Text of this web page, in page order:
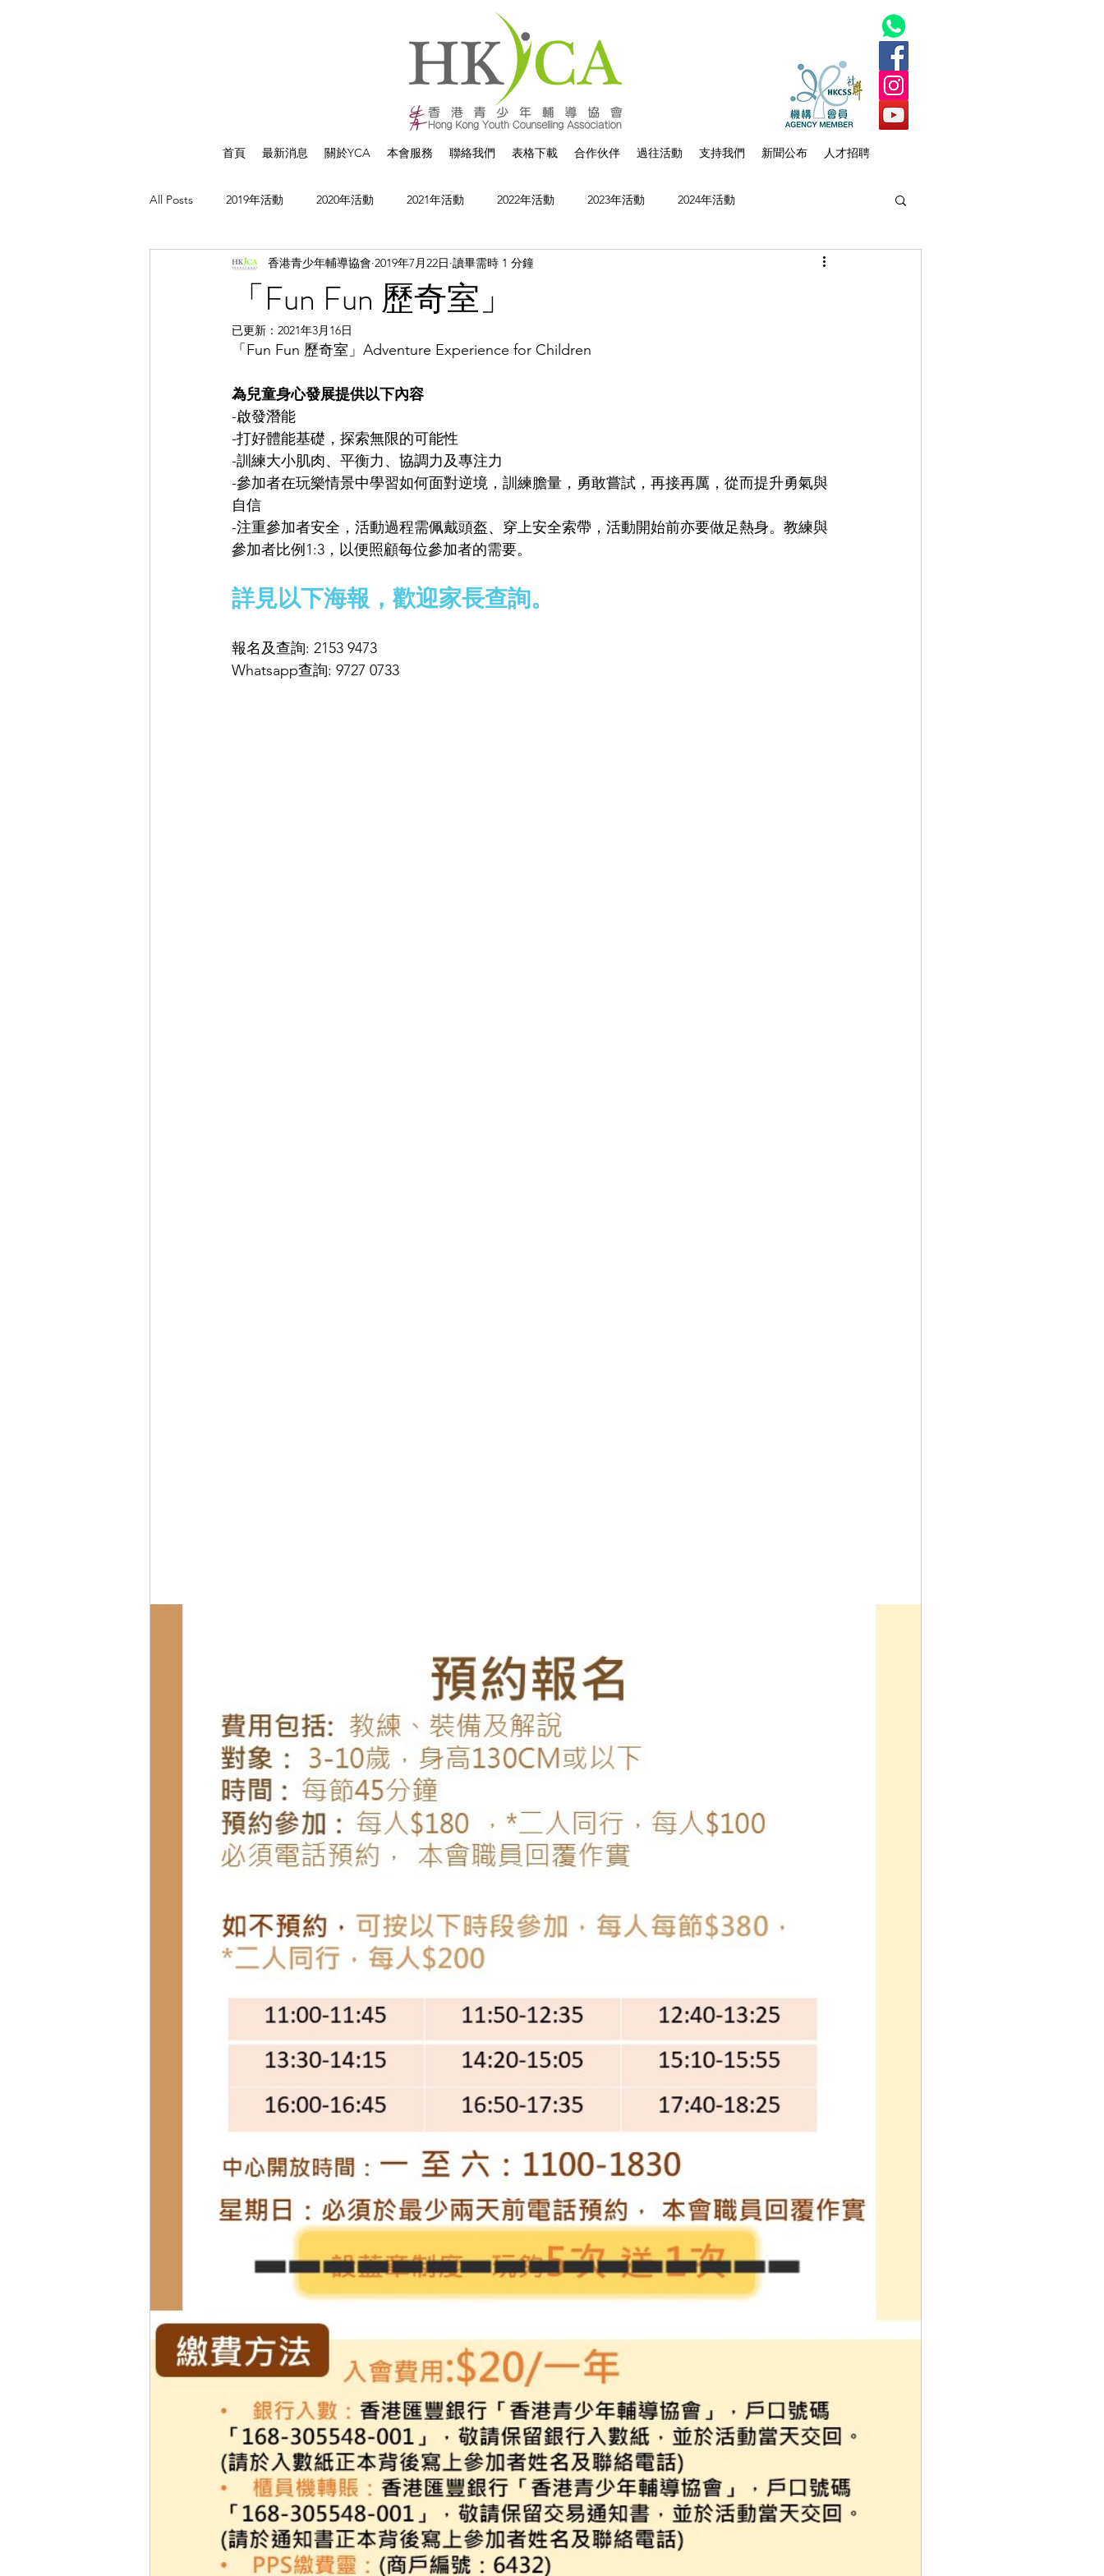
首頁 最新消息 關於YCA 本會服務 聯絡我們 表格下載 合作伙伴 過往活動 支持我們 新聞公布 人才招聘
All Posts 2019年活動 2020年活動 2021年活動 2022年活動 2023年活動 2024年活動
「Fun Fun 歷奇室」
香港青少年輔導協會 2019年7月22日 讀畢需時 1 分鐘
已更新： 2021年3月16日
「Fun Fun 歷奇室」Adventure Experience for Children
為兒童身心發展提供以下內容
-啟發潛能
-打好體能基礎，探索無限的可能性
-訓練大小肌肉、平衡力、協調力及專注力
-參加者在玩樂情景中學習如何面對逆境，訓練膽量，勇敢嘗試，再接再厲，從而提升勇氣與
自信
-注重參加者安全，活動過程需佩戴頭盔、穿上安全索帶，活動開始前亦要做足熱身。教練與
參加者比例1:3，以便照顧每位參加者的需要。
詳見以下海報，歡迎家長查詢。
報名及查詢: 2153 9473
Whatsapp查詢: 9727 0733